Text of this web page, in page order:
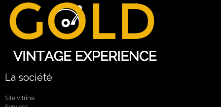
La société
Site vitrine